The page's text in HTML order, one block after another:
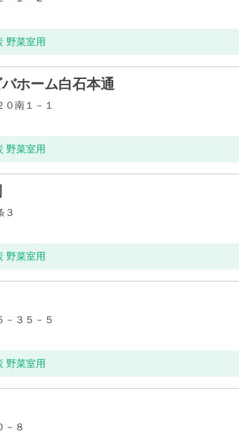
野菜室用
ホーム白石本通
南１－１
野菜室用
３
野菜室用
－３５－５
野菜室用
－８